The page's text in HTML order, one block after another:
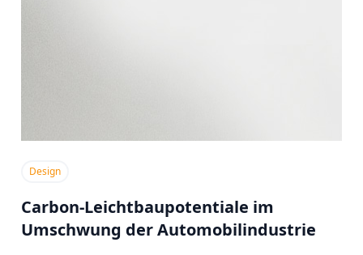
Design
Carbon-Leichtbaupotentiale im
Umschwung der Automobilindustrie